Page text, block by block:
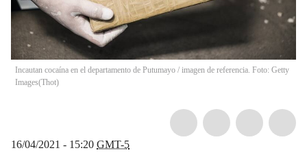
Incautan cocaína en el departamento de Putumayo / imagen de referencia. Foto: Getty
Images(Thot)
16/04/2021 - 15:20 GMT-5